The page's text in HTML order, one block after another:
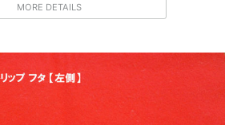
MORE DETAILS